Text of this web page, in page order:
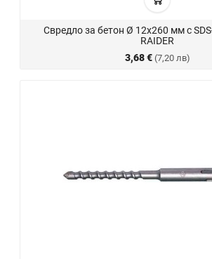
Свредло за бетон Ø 12х260 мм с
RAIDER
3,68 € (7,20 лв)